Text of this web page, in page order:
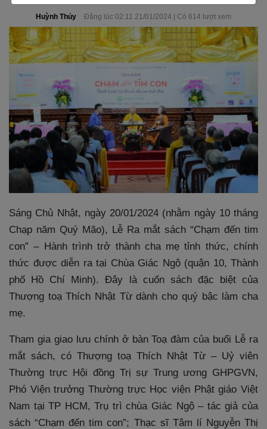
Huỳnh Thủy Đăng lúc 02:11 21/01/2024 | Có 614 lượt xem
Sáng Chủ Nhật, ngày 20/01/2024 (nhằm ngày 10 tháng
Chạp năm Quý Mão), Lễ Ra mắt sách “Chạm đến tim
con” – Hành trình trở thành cha mẹ tỉnh thức, chính
thức được diễn ra tại Chùa Giác Ngộ (quận 10, Thành
phố Hồ Chí Minh). Đây là cuốn sách đặc biệt của
Thượng toạ Thích Nhật Từ dành cho quý bậc làm cha
mẹ.
Tham gia giao lưu chính ở bàn Toạ đàm của buổi Lễ ra
mắt sách, có Thượng toạ Thích Nhật Từ – Uỷ viên
Thường trực Hội đồng Trị sự Trung ương GHPGVN,
Phó Viện trưởng Thường trực Học viện Phật giáo Việt
Nam tại TP HCM, Trụ trì chùa Giác Ngộ – tác giả của
sách “Chạm đến tim con”; Thạc sĩ Tâm lí Nguyễn Thị